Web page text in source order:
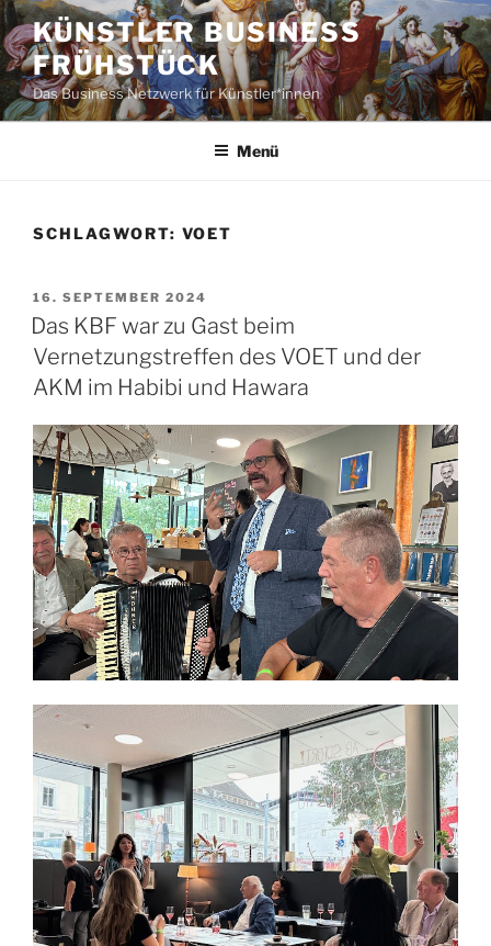
Zum
Inhalt
springen
KÜNSTLER BUSINESS
FRÜHSTÜCK
Das Business Netzwerk für Künstler*innen
Menü
SCHLAGWORT: VOET
VERÖFFENTLICHT
AM
16. SEPTEMBER 2024
Das KBF war zu Gast beim
Vernetzungstreffen des VOET und der
AKM im Habibi und Hawara